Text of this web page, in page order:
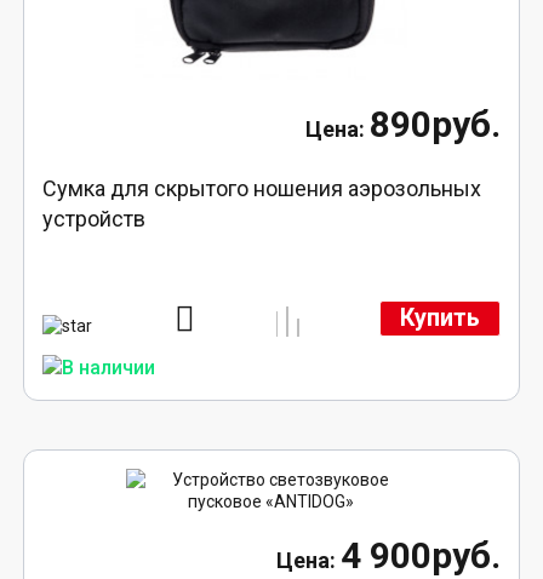
890руб.
Сумка для скрытого ношения аэрозольных
устройств
Купить
4 900руб.